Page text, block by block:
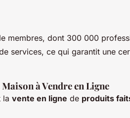
membres, dont 300 000
services, ce qui garantit une
à Vendre en Ligne
la vente en ligne de produits